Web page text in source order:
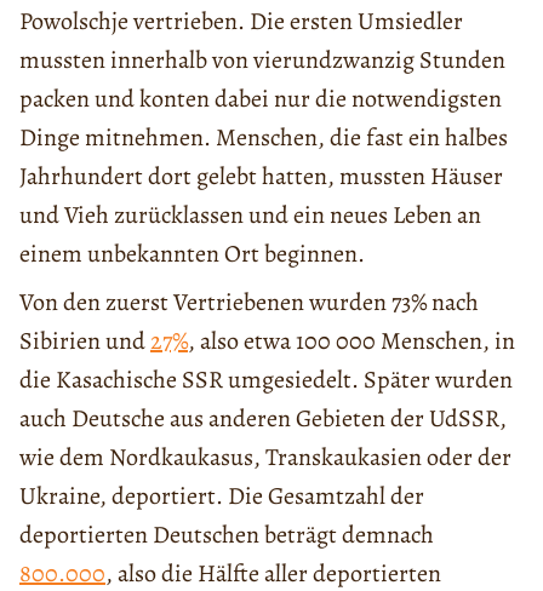
Powolschje vertrieben. Die ersten Umsiedler
mussten innerhalb von vierundzwanzig Stunden
packen und konten dabei nur die notwendigsten
Dinge mitnehmen. Menschen, die fast ein halbes
Jahrhundert dort gelebt hatten, mussten Häuser
und Vieh zurücklassen und ein neues Leben an
einem unbekannten Ort beginnen.
Von den zuerst Vertriebenen wurden 73% nach
Sibirien und27%, also etwa 100 000 Menschen, in
die Kasachische SSR umgesiedelt. Später wurden
auch Deutsche aus anderen Gebieten der UdSSR,
wie dem Nordkaukasus, Transkaukasien oder der
Ukraine, deportiert. Die Gesamtzahl der
deportierten Deutschen beträgt demnach
800.000, also die Hälfte aller deportierten